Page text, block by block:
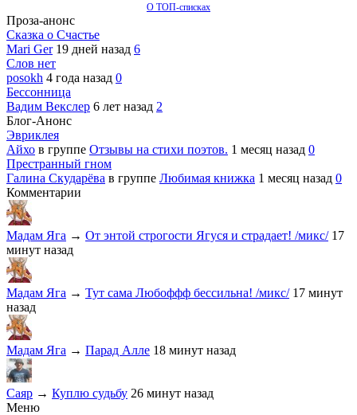
О ТОП-списках
Проза-анонс
Сказка о Счастье
Mari Ger 19 дней назад 6
Слов нет
posokh 4 года назад 0
Бессонница
Вадим Векслер 6 лет назад 2
Блог-Анонс
Эвриклея
Айхо в группе Отзывы на стихи поэтов. 1 месяц назад 0
Престранный гном
Галина Скударёва в группе Любимая книжка 1 месяц назад 0
Комментарии
Мадам Яга → От энтой строгости Ягуся и страдает! /микс/ 17
минут назад
Мадам Яга → Тут сама Любоффф бессильна! /микс/ 17 минут
назад
Мадам Яга → Парад Алле 18 минут назад
Саяр → Куплю судьбу 26 минут назад
Меню